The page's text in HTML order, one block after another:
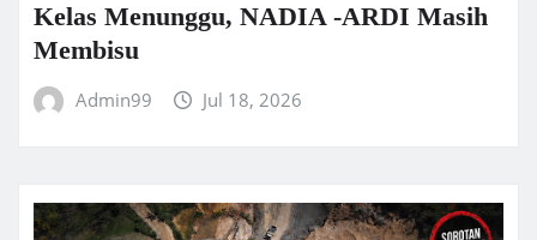
Kelas Menunggu, NADIA -ARDI Masih
Membisu
Admin99 Jul 18, 2026